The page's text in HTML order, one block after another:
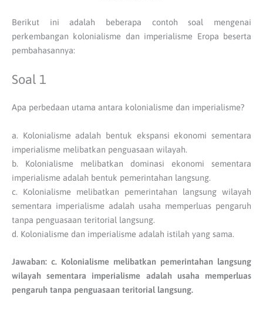
Berikut ini adalah beberapa contoh soal mengenai
perkembangan kolonialisme dan imperialisme Eropa beserta
pembahasannya:
Soal 1
Apa perbedaan utama antara kolonialisme dan imperialisme?
a. Kolonialisme adalah bentuk ekspansi ekonomi sementara
imperialisme melibatkan penguasaan wilayah.
b. Kolonialisme melibatkan dominasi ekonomi sementara
imperialisme adalah bentuk pemerintahan langsung.
c. Kolonialisme melibatkan pemerintahan langsung wilayah
sementara imperialisme adalah usaha memperluas pengaruh
tanpa penguasaan teritorial langsung.
d. Kolonialisme dan imperialisme adalah istilah yang sama.
Jawaban: c. Kolonialisme melibatkan pemerintahan langsung
wilayah sementara imperialisme adalah usaha memperluas
pengaruh tanpa penguasaan teritorial langsung.